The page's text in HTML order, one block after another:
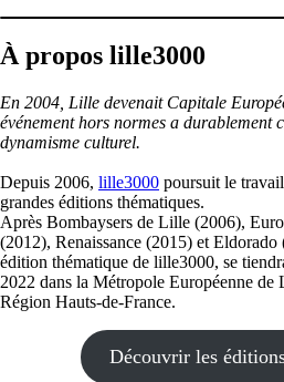
À propos lille3000
En 2004, Lille devenait Capitale
événement hors normes a durablement
dynamisme culturel.
Depuis 2006, lille3000 poursuit le
grandes éditions thématiques.
Après Bombaysers de Lille (2006),
(2012), Renaissance (2015) et
édition thématique de lille3000, se
2022 dans la Métropole Européenne de
Région Hauts-de-France.
Découvrir les